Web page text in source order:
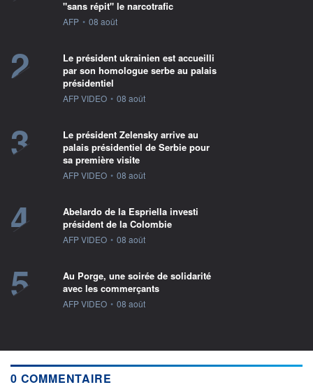
"sans répit" le narcotrafic
information fournie par
AFP • 08 août
2
Le président ukrainien est accueilli
par son homologue serbe au palais
présidentiel
information fournie par
AFP VIDEO • 08 août
3
Le président Zelensky arrive au
palais présidentiel de Serbie pour
sa première visite
information fournie par
AFP VIDEO • 08 août
4
Abelardo de la Espriella investi
président de la Colombie
information fournie par
AFP VIDEO • 08 août
5
Au Porge, une soirée de solidarité
avec les commerçants
information fournie par
AFP VIDEO • 08 août
0 COMMENTAIRE